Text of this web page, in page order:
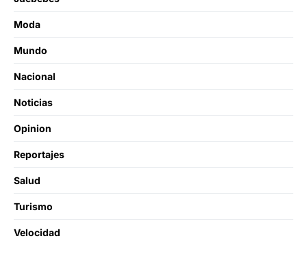
Moda
Mundo
Nacional
Noticias
Opinion
Reportajes
Salud
Turismo
Velocidad